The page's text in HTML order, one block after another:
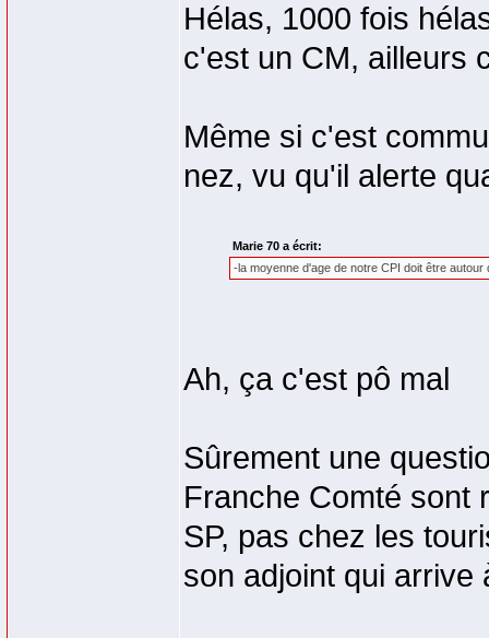
Hélas, 1000 fois
c'est un CM, ailleurs
Même si c'est
nez, vu qu'il alerte
Marie 70 a écrit:
-la moyenne d'age de notre CPI doit être
Ah, ça c'est pô mal
Sûrement une
Franche Comté sont
SP, pas chez les
son adjoint qui arrive